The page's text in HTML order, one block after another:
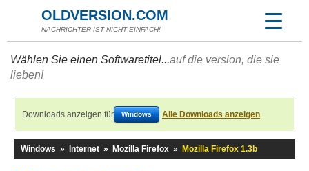
OLDVERSION.COM
NACHRICHTER IST NICHT EINFACH!
Wählen Sie einen Softwaretitel...auf die version, die sie
lieben!
Downloads anzeigen für Windows Alle Downloads anzeigen
Windows » Internet » Mozilla Firefox » Mozilla Firefox 1.3b